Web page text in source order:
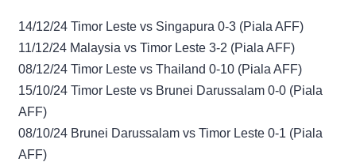
14/12/24 Timor Leste vs Singapura 0-3 (Piala AFF)
11/12/24 Malaysia vs Timor Leste 3-2 (Piala AFF)
08/12/24 Timor Leste vs Thailand 0-10 (Piala AFF)
15/10/24 Timor Leste vs Brunei Darussalam 0-0 (Piala
AFF)
08/10/24 Brunei Darussalam vs Timor Leste 0-1 (Piala
AFF)